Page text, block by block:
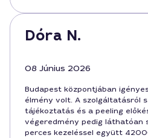
Dóra N.
08 Június 2026
Budapest központjában
élmény volt. A szolgáltatásról
tájékoztatás és a peeling
végeredmény pedig láthatóan
perces kezeléssel együtt